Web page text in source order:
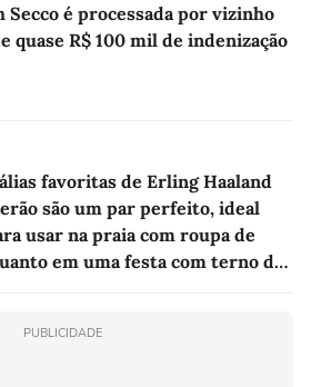
Secco é processada por vizinho
quase R$ 100 mil de indenização
favoritas de Erling Haaland
são um par perfeito, ideal
usar na praia com roupa de
em uma festa com terno de
PUBLICIDADE